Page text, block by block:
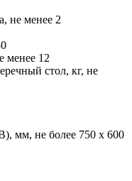
не менее 2
менее 12
стол, кг, не
мм, не более 750 х 600